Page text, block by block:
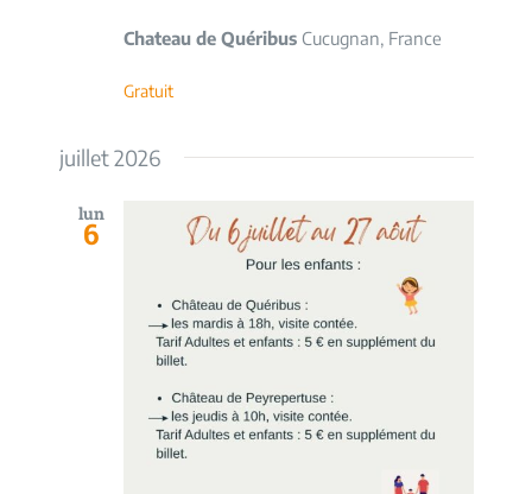
Chateau de Quéribus Cucugnan, France
Gratuit
juillet 2026
lun
6